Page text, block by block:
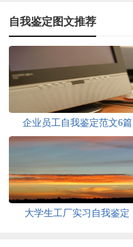
自我鉴定图文推荐
企业员工自我鉴定范文6篇
大学生工厂实习自我鉴定